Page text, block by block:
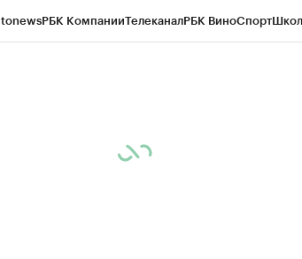
РБК КомпанииТелеканалРБК ВиноСпорт